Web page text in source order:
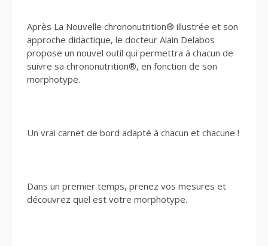
Après La Nouvelle chrononutrition® illustrée et son
approche didactique, le docteur Alain Delabos
propose un nouvel outil qui permettra à chacun de
suivre sa chrononutrition®, en fonction de son
morphotype.
Un vrai carnet de bord adapté à chacun et chacune !
Dans un premier temps, prenez vos mesures et
découvrez quel est votre morphotype.